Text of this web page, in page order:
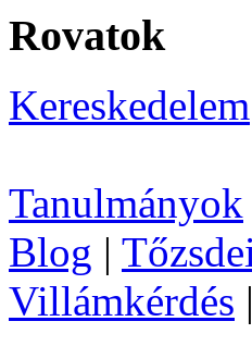
Rovatok
Kereskedelem
Tanulmányok
Blog |
Villámkérdés |